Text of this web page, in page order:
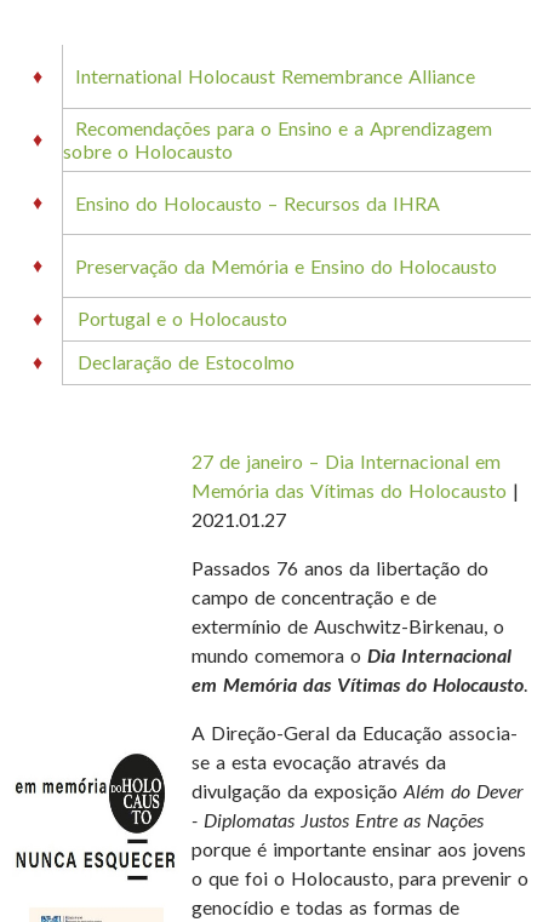
♦ International Holocaust Remembrance Alliance
♦
Recomendações para o Ensino e a Aprendizagem
sobre o Holocausto
♦ Ensino do Holocausto – Recursos da IHRA
♦ Preservação da Memória e Ensino do Holocausto
♦
Portugal e o Holocausto
♦
Declaração de Estocolmo
27 de janeiro – Dia Internacional em
Memória das Vítimas do Holocausto |
2021.01.27
Passados 76 anos da libertação do
campo de concentração e de
extermínio de Auschwitz-Birkenau, o
mundo comemora o Dia Internacional
em Memória das Vítimas do Holocausto.
A Direção-Geral da Educação associa-
se a esta evocação através da
divulgação da exposição Além do Dever
- Diplomatas Justos Entre as Nações
porque é importante ensinar aos jovens
o que foi o Holocausto, para prevenir o
genocídio e todas as formas de